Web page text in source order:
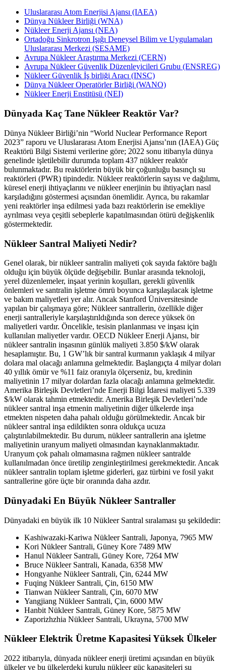
Uluslararası Atom Enerjisi Ajansı (IAEA)
Dünya Nükleer Birliği (WNA)
Nükleer Enerji Ajansı (NEA)
Ortadoğu Sinkrotron Işığı Deneysel Bilim ve Uygulamaları
Uluslararası Merkezi (SESAME)
Avrupa Nükleer Araştırma Merkezi (CERN)
Avrupa Nükleer Güvenlik Düzenleyicileri Grubu (ENSREG)
Nükleer Güvenlik İş birliği Aracı (INSC)
Dünya Nükleer Operatörler Birliği (WANO)
Nükleer Enerji Enstitüsü (NEI)
Dünyada Kaç Tane Nükleer Reaktör Var?
Dünya Nükleer Birliği’nin “World Nuclear Performance Report
2023” raporu ve Uluslararası Atom Enerjisi Ajansı’nın (IAEA) Güç
Reaktörü Bilgi Sistemi verilerine göre; 2022 sonu itibarıyla dünya
genelinde işletilebilir durumda toplam 437 nükleer reaktör
bulunmaktadır. Bu reaktörlerin büyük bir çoğunluğu basınçlı su
reaktörleri (PWR) tipindedir. Nükleer reaktörlerin sayısı ve dağılımı,
küresel enerji ihtiyaçlarını ve nükleer enerjinin bu ihtiyaçları nasıl
karşıladığını göstermesi açısından önemlidir. Ayrıca, bu rakamlar
yeni reaktörler inşa edilmesi yada bazı reaktörlerin ise emekliye
ayrılması veya çeşitli sebeplerle kapatılmasından ötürü değişkenlik
göstermektedir.
Nükleer Santral Maliyeti Nedir?
Genel olarak, bir nükleer santralin maliyeti çok sayıda faktöre bağlı
olduğu için büyük ölçüde değişebilir. Bunlar arasında teknoloji,
yerel düzenlemeler, inşaat yerinin koşulları, gerekli güvenlik
önlemleri ve santralin işletme ömrü boyunca karşılaşılacak işletme
ve bakım maliyetleri yer alır. Ancak Stanford Üniversitesinde
yapılan bir çalışmaya göre; Nükleer santrallerin, özellikle diğer
enerji santralleriyle karşılaştırıldığında son derece yüksek ön
maliyetleri vardır. Öncelikle, tesisin planlanması ve inşası için
kullanılan maliyetler vardır. OECD Nükleer Enerji Ajansı, bir
nükleer santralin inşasının günlük maliyeti 3.850 $/kW olarak
hesaplamıştır. Bu, 1 GW’lık bir santral kurmanın yaklaşık 4 milyar
dolara mal olacağı anlamına gelmektedir. Başlangıçta 4 milyar doları
40 yıllık ömür ve %11 faiz oranıyla ölçerseniz, bu, kredinin
maliyetinin 17 milyar dolardan fazla olacağı anlamına gelmektedir.
Amerika Birleşik Devletleri’nde Enerji Bilgi İdaresi maliyeti 5.339
$/kW olarak tahmin etmektedir. Amerika Birleşik Devletleri’nde
nükleer santral inşa etmenin maliyetinin diğer ülkelerde inşa
etmekten nispeten daha pahalı olduğu görülmektedir. Ancak bir
nükleer santral inşa edildikten sonra oldukça ucuza
çalıştırılabilmektedir. Bu durum, nükleer santrallerin ana işletme
maliyetinin uranyum maliyeti olmasından kaynaklanmaktadır.
Uranyum çok pahalı olmamasına rağmen nükleer santralde
kullanılmadan önce üretilip zenginleştirilmesi gerekmektedir. Ancak
nükleer santralin toplam işletme giderleri, gaz türbini ve fosil yakıt
santrallerine göre üçte bir oranında daha azdır.
Dünyadaki En Büyük Nükleer Santraller
Dünyadaki en büyük ilk 10 Nükleer Santral sıralaması şu şekildedir:
Kashiwazaki-Kariwa Nükleer Santrali, Japonya, 7965 MW
Kori Nükleer Santrali, Güney Kore 7489 MW
Hanul Nükleer Santrali, Güney Kore, 7264 MW
Bruce Nükleer Santrali, Kanada, 6358 MW
Hongyanhe Nükleer Santrali, Çin, 6244 MW
Fuqing Nükleer Santrali, Çin, 6150 MW
Tianwan Nükleer Santrali, Çin, 6070 MW
Yangjiang Nükleer Santrali, Çin, 6000 MW
Hanbit Nükleer Santrali, Güney Kore, 5875 MW
Zaporizhzhia Nükleer Santrali, Ukrayna, 5700 MW
Nükleer Elektrik Üretme Kapasitesi Yüksek Ülkeler
2022 itibarıyla, dünyada nükleer enerji üretimi açısından en büyük
ülkeler ve bu ülkelerdeki kurulu nükleer güç kapasiteleri şu